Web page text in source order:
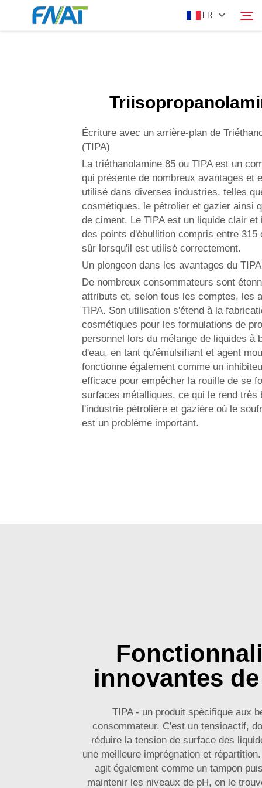
FR
À PROPOS DE NOUS
NOUS CONTACTER
Écriture avec un arrière-plan de
(TIPA)
La triéthanolamine 85 ou TIPA est un
qui présente de nombreux avantages et
utilisé dans diverses industries, telles
cosmétiques, le pétrolier et gazier ainsi
de ciment. Le TIPA est un liquide clair et
des points d'ébullition compris entre 315
sûr lorsqu'il est utilisé correctement.
Un plongeon dans les avantages du TIPA
De nombreux consommateurs sont
attributs et, selon tous les comptes, les
TIPA. Son utilisation s'étend à la
cosmétiques pour les formulations de
personnel lors du mélange de liquides à
d'eau, en tant qu'émulsifiant et agent
fonctionne également comme un
efficace pour empêcher la rouille de se
surfaces métalliques, ce qui le rend très
l'industrie pétrolière et gazière où le
est un problème important.
innovantes
TIPA - un produit spécifique aux
consommateur. C'est un tensioactif,
réduire la tension de surface des
une meilleure imprégnation et
agit également comme un tampon
maintenir les niveaux de pH, on le